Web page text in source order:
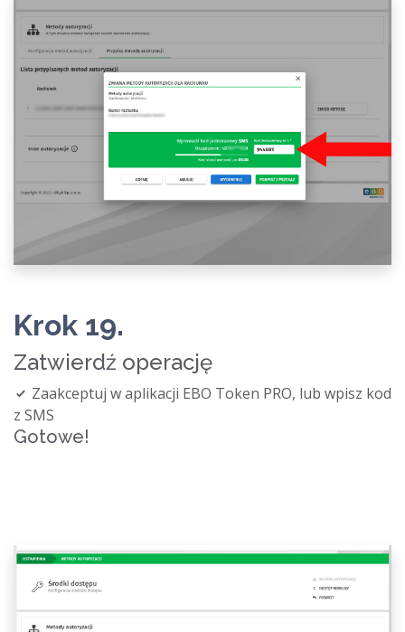
Krok 19.
Zatwierdź operację
Zaakceptuj w aplikacji EBO Token PRO, lub wpisz kod
z SMS
Gotowe!